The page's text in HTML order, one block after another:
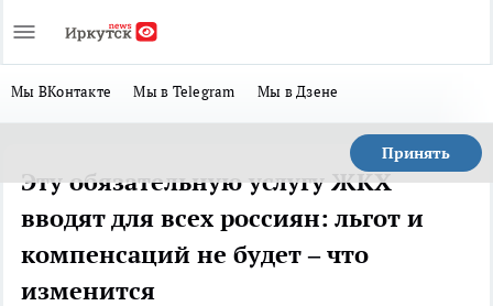
Мы ВКонтакте Мы в Telegram Мы в Дзене
Принять
Эту обязательную услугу ЖКХ
вводят для всех россиян: льгот и
компенсаций не будет – что
изменится